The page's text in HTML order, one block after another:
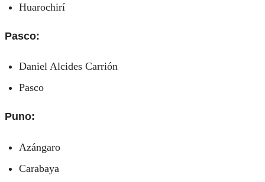
Huarochirí
Pasco:
Daniel Alcides Carrión
Pasco
Puno:
Azángaro
Carabaya